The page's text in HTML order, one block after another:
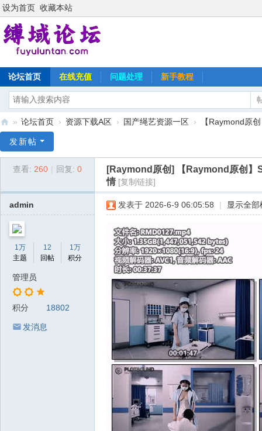
设为首页 收藏本站
论坛首页 在线充值 问题处理 新手教程
域
坛
» 论坛首页 › 资源下载A区 › 国产绳艺资源一区 › 【Raymond原
发新帖
查看: 260 回复: 0 [Raymond原创]
【Raymond原创
情 [复制链接]
admin
1万
主题
12
回帖
1万
积分
管理员
积分 18802
发消息
发表于 2026-6-9 06:05:58 显示全部